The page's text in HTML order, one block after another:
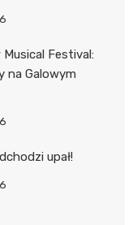
Festival:
na Galowym
upał!